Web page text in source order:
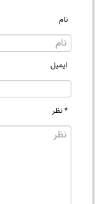
نام
ایمیل
* نظر